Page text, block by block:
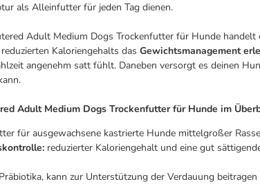
als Alleinfutter für jeden Tag dienen.
Adult Medium Dogs Trockenfutter für Hunde handelt
Kaloriengehalts das Gewichtsmanagement
angenehm satt fühlt. Daneben versorgt es deinen
Adult Medium Dogs Trockenfutter für Hunde im
für ausgewachsene kastrierte Hunde mittelgroßer
reduzierter Kaloriengehalt und eine gut
kann zur Unterstützung der Verdauung beitragen